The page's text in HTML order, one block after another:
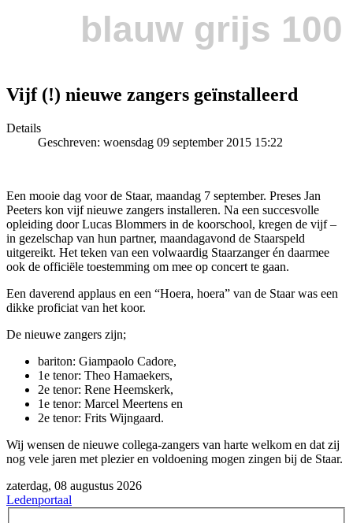
Vijf (!) nieuwe zangers geïnstalleerd
Details
Geschreven: woensdag 09 september 2015 15:22
Een mooie dag voor de Staar, maandag 7 september. Preses Jan
Peeters kon vijf nieuwe zangers installeren. Na een succesvolle
opleiding door Lucas Blommers in de koorschool, kregen de vijf –
in gezelschap van hun partner, maandagavond de Staarspeld
uitgereikt. Het teken van een volwaardig Staarzanger én daarmee
ook de officiële toestemming om mee op concert te gaan.
Een daverend applaus en een “Hoera, hoera” van de Staar was een
dikke proficiat van het koor.
De nieuwe zangers zijn;
bariton: Giampaolo Cadore,
1e tenor: Theo Hamaekers,
2e tenor: Rene Heemskerk,
1e tenor: Marcel Meertens en
2e tenor: Frits Wijngaard.
Wij wensen de nieuwe collega-zangers van harte welkom en dat zij
nog vele jaren met plezier en voldoening mogen zingen bij de Staar.
zaterdag, 08 augustus 2026
Ledenportaal